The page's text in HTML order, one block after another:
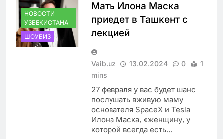
НОВОСТИ
УЗБЕКИСТАНА
ШОУБИЗ
Мать Илона Маска
приедет в Ташкент с
лекцией
Vaib.uz 13.02.2024 0
1
mins
27 февраля у вас будет шанс
послушать вживую маму
основателя SpaceX и Tesla
Илона Маска, «женщину, у
которой всегда есть…